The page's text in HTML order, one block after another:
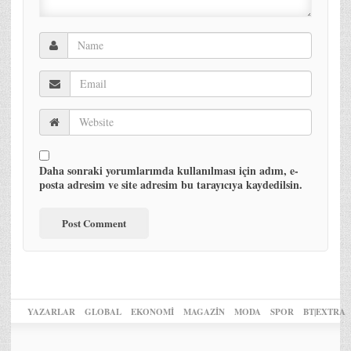
Daha sonraki yorumlarımda kullanılması için adım, e-
posta adresim ve site adresim bu tarayıcıya kaydedilsin.
YAZARLAR GLOBAL EKONOMİ MAGAZİN MODA SPOR BT|EXTRA